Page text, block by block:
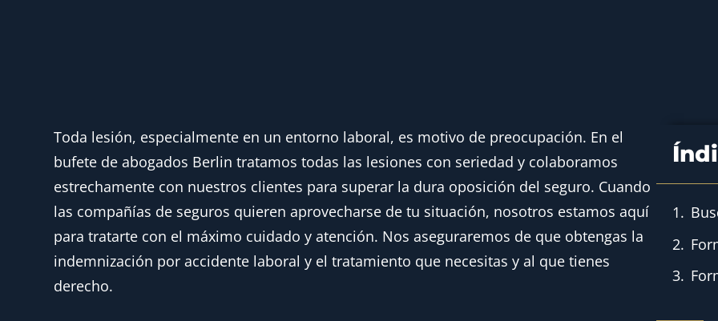
Toda lesión, especialmente en un entorno laboral, es motivo de preocupación. En el
bufete de abogados Berlin tratamos todas las lesiones con seriedad y colaboramos
estrechamente con nuestros clientes para superar la dura oposición del seguro. Cuando
las compañías de seguros quieren aprovecharse de tu situación, nosotros estamos aquí
para tratarte con el máximo cuidado y atención. Nos aseguraremos de que obtengas la
indemnización por accidente laboral y el tratamiento que necesitas y al que tienes
derecho.